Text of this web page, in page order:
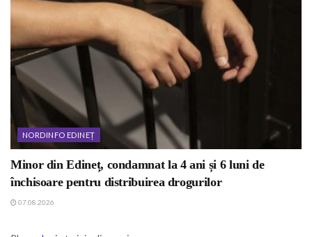
NORDINFO EDINEȚ
Minor din Edineț, condamnat la 4 ani și 6 luni de
închisoare pentru distribuirea drogurilor
07.08.2026